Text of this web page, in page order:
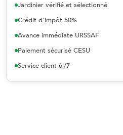
Jardinier vérifié et sélectionné
Crédit d'impôt 50%
Avance immédiate URSSAF
Paiement sécurisé CESU
Service client 6j/7